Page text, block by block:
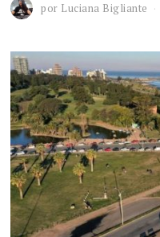
por Luciana Bigliante